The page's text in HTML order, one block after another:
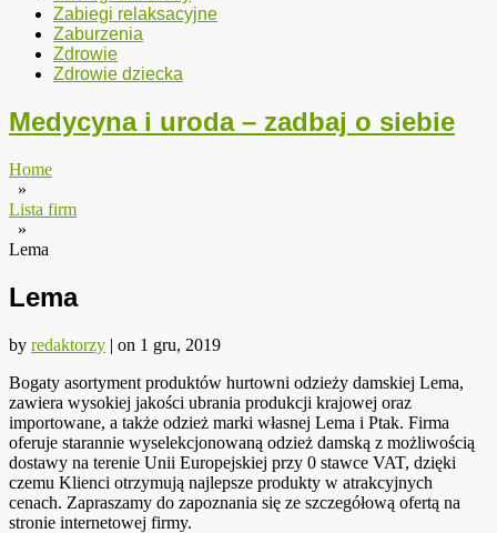
Zabiegi relaksacyjne
Zaburzenia
Zdrowie
Zdrowie dziecka
Medycyna i uroda – zadbaj o siebie
Home
»
Lista firm
»
Lema
Lema
by redaktorzy | on 1 gru, 2019
Bogaty asortyment produktów hurtowni odzieży damskiej Lema,
zawiera wysokiej jakości ubrania produkcji krajowej oraz
importowane, a także odzież marki własnej Lema i Ptak. Firma
oferuje starannie wyselekcjonowaną odzież damską z możliwością
dostawy na terenie Unii Europejskiej przy 0 stawce VAT, dzięki
czemu Klienci otrzymują najlepsze produkty w atrakcyjnych
cenach. Zapraszamy do zapoznania się ze szczegółową ofertą na
stronie internetowej firmy.